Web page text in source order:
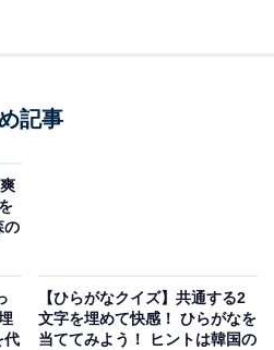
陰からこっそりと特定のター
しまう凶悪な犯罪者。そし
支え、激しい火の粉が降り注
思い浮かべてみてください。
記事
の
代
【ひらがなクイズ】共通する2
文字を埋めて快感！ ひらがなを
当ててみよう！ ヒントは韓国の